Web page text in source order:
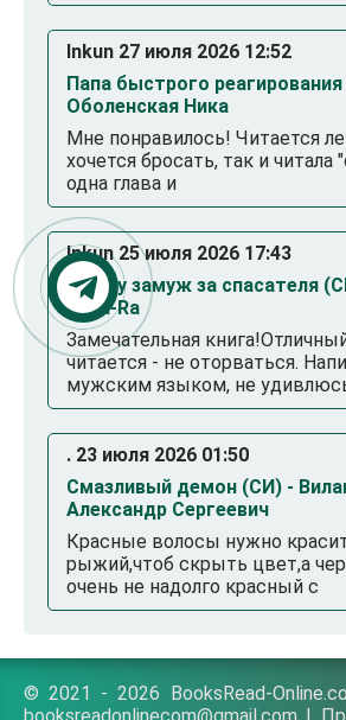
Inkun 27 июля 2026 12:52
Папа быстрого
Оболенская Ника
Мне понравилось! Читается
хочется бросать, так и читала
одна глава и
Inkun 25 июля 2026 17:43
Выйду замуж за спасателя
Янка-Ra
Замечательная
читается - не оторваться.
мужским языком, не
. 23 июля 2026 01:50
Смазливый демон (СИ) -
Александр Сергеевич
Красные волосы нужно
рыжий,чтоб скрыть цвет,а
очень не надолго красный с
© 2021 - 2026 BooksRead-